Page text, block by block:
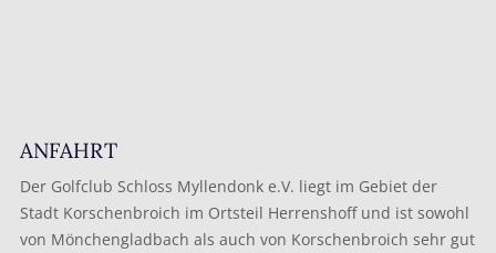
ANFAHRT
Der Golfclub Schloss Myllendonk e.V. liegt im Gebiet der
Stadt Korschenbroich im Ortsteil Herrenshoff und ist sowohl
von Mönchengladbach als auch von Korschenbroich sehr gut